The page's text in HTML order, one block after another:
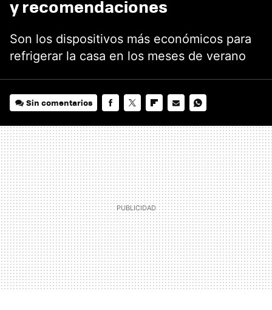
y recomendaciones
Son los dispositivos más económicos para
refrigerar la casa en los meses de verano
Sin comentarios
MAIL